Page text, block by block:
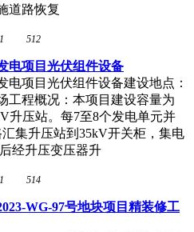
道路恢复
512
电项目光伏组件设备
电项目光伏组件设备建设地点：
工程概况：本项目建设容量为
升压站。每7至8个发电单元并
集升压站到35kV开关柜，集电
经升压变压器升
514
WG-97号地块项目精装修工